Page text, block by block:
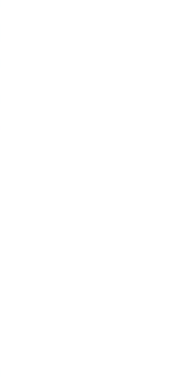
este
ninguna
ser excluida
de uso
de algunas
costos
Todo el
se